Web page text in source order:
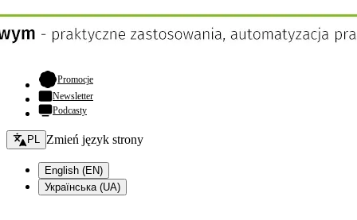
Promocje- otwiera się w nowej karcie
Newsletter
Podcasty
Zmień język - bieżący:
PL Zmień język strony
English (EN)
Українська (UA)